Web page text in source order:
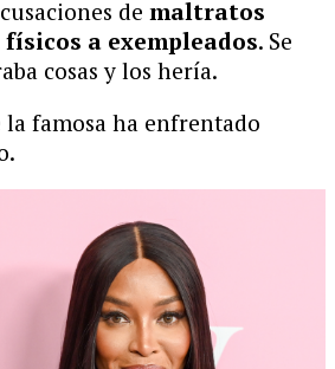
de maltratos
a exempleados. Se
cosas y los hería.
la famosa ha enfrentado